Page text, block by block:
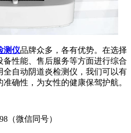
测仪品牌众多，各有优势。在选择
性能、售后服务等方面进行综合
自动阴道炎检测仪，我们可以有
确性，为女性的健康保驾护航。
（微信同号）